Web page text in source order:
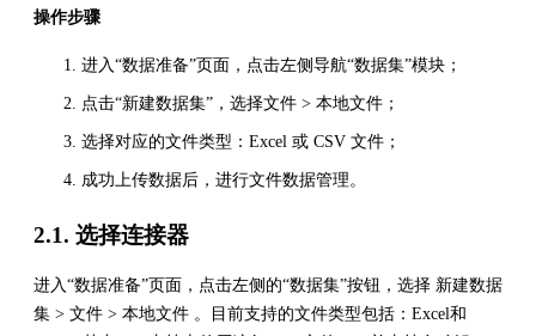
操作步骤
进入“数据准备”页面，点击左侧导航“数据集”模块；
点击“新建数据集”，选择文件 > 本地文件；
选择对应的文件类型：Excel 或 CSV 文件；
成功上传数据后，进行文件数据管理。
2.1. 选择连接器
进入“数据准备”页面，点击左侧的“数据集”按钮，选择 新建数据
集 > 文件 > 本地文件 。目前支持的文件类型包括：Excel和